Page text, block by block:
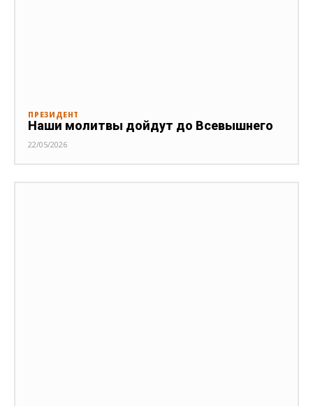
ПРЕЗИДЕНТ
Наши молитвы дойдут до Всевышнего
22/05/2026